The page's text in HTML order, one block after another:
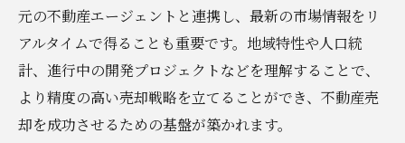
ライフスタイルの変化に合わせる
地元情報を活用した伊勢崎市の不動産売却で条
件を最大化
地域コミュニティからの情報収集
地元のイベントを活用した売却活動
元の不動産エージェントと連携し、最新の市場情報をリ
アルタイムで得ることも重要です。地域特性や人口統
計、進行中の開発プロジェクトなどを理解することで、
より精度の高い売却戦略を立てることができ、不動産売
却を成功させるための基盤が築かれます。